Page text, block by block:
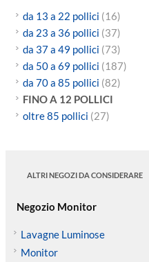
da 13 a 22 pollici (16)
da 23 a 36 pollici (37)
da 37 a 49 pollici (73)
da 50 a 69 pollici (187)
da 70 a 85 pollici (82)
FINO A 12 POLLICI
oltre 85 pollici (27)
ALTRI NEGOZI DA CONSIDERARE
Negozio Monitor
Lavagne Luminose
Monitor